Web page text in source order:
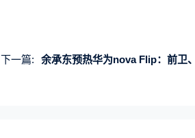
下一篇: 余承东预热华为nova Flip：前卫